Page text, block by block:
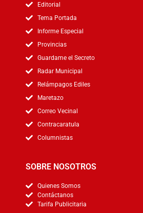
Editorial
Tema Portada
Informe Especial
Provincias
Guardame el Secreto
Radar Municipal
Relámpagos Ediles
Maretazo
Correo Vecinal
Contracaratula
Columnistas
SOBRE NOSOTROS
Quienes Somos
Contáctanos
Tarifa Publicitaria